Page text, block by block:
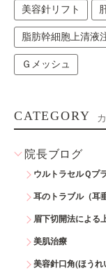
美容針リフト
脂肪幹細胞上清液
Ｇメッシュ
CATEGORY
院長ブログ
ウルトラセルＱプ
耳のトラブル（耳
眉下切開法による
美肌治療
美容針口角(ほうれ